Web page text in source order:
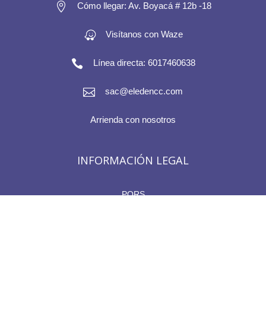
 Cómo llegar: Av. Boyacá # 12b -18
Visítanos con Waze
 Línea directa: 6017460638
 sac@eledencc.com
Arrienda con nosotros
INFORMACIÓN LEGAL
PQRS